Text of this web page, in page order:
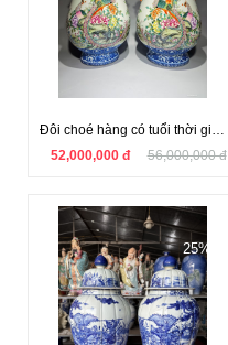
Đôi choé hàng có tuổi thời gian vẽ kỹ thuật cao
52,000,000 đ
56,000,000 đ
25%